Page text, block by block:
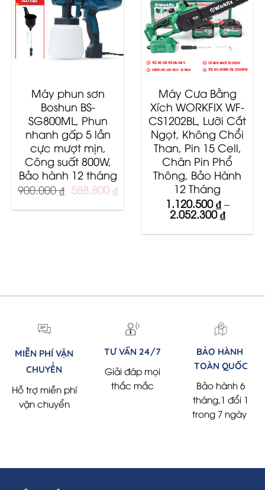
Máy phun sơn
Boshun BS-
SG800ML, Phun
nhanh gấp 5 lần
cực mượt mịn,
Công suất 800W,
Bảo hành 12 tháng
900.000₫ Original
price
was:
588.800 ₫Current
price
is:
Máy Cưa Bằng
Xích WORKFIX WF-
CS1202BL, Lưỡi Cắt
Ngọt, Không Chổi
Than, Pin 15 Cell,
Chân Pin Phổ
Thông, Bảo Hành
12 Tháng
1.120.500₫–
2.052.300₫
MIỄN PHÍ VẬN
CHUYỂN
Hỗ trợ miễn phí
vận chuyển
TƯ VẤN 24/7
Giải đáp mọi
thắc mắc
BẢO HÀNH
TOÀN QUỐC
Bảo hành 6
tháng,1 đổi 1
trong 7 ngày